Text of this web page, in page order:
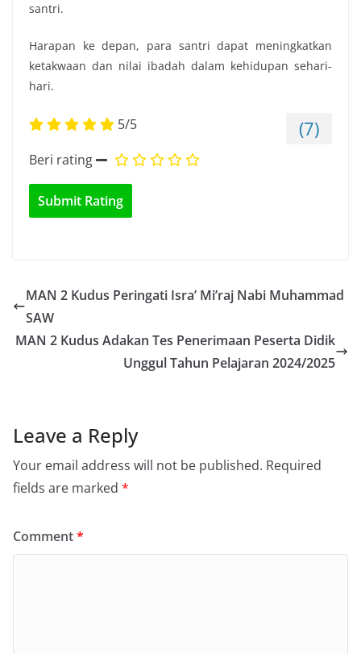
santri.
Harapan ke depan, para santri dapat meningkatkan
ketakwaan dan nilai ibadah dalam kehidupan sehari-
hari.
5/5 (7)
Beri rating
MAN 2 Kudus Peringati Isra’ Mi’raj Nabi Muhammad
SAW
MAN 2 Kudus Adakan Tes Penerimaan Peserta Didik
Unggul Tahun Pelajaran 2024/2025
Leave a Reply
Your email address will not be published. Required
fields are marked *
Comment*